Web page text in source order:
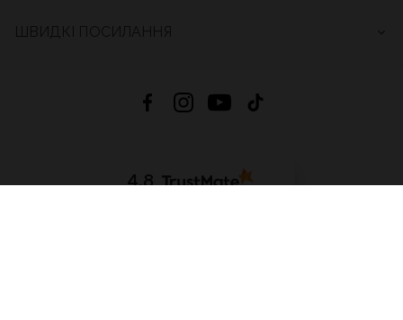
4.8